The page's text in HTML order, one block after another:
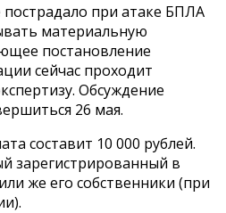
при атаке БПЛА
материальную
постановление
сейчас проходит
Обсуждение
26 мая.
составит 10 000 рублей.
зарегистрированный в
же его собственники (при